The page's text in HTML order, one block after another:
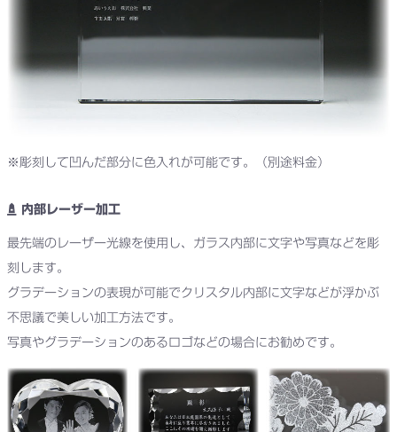
※彫刻して凹んだ部分に色入れが可能です。（別途料金）
内部レーザー加工
最先端のレーザー光線を使用し、ガラス内部に文字や写真などを彫
刻します。
グラデーションの表現が可能でクリスタル内部に文字などが浮かぶ
不思議で美しい加工方法です。
写真やグラデーションのあるロゴなどの場合にお勧めです。